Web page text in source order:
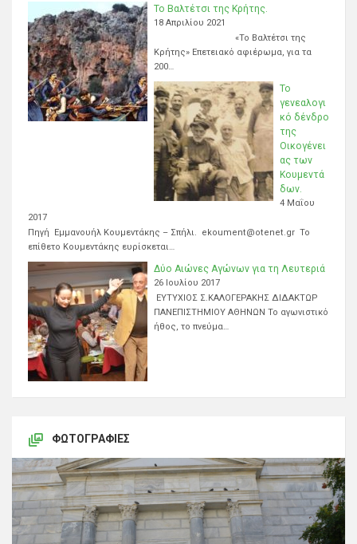
Το Βαλτέτσι της Κρήτης.
18 Απριλίου 2021
«Το Βαλτέτσι της
Κρήτης» Επετειακό αφιέρωμα, για τα
200…
Το
γενεαλογι
κό δένδρο
της
Οικογένει
ας των
Κουμεντά
δων.
4 Μαΐου
2017
Πηγή Εμμανουήλ Κουμεντάκης – Σπήλι. ekoument@otenet.gr Το
επίθετο Κουμεντάκης ευρίσκεται…
Δύο Αιώνες Αγώνων για τη Λευτεριά
26 Ιουλίου 2017
ΕΥΤΥΧΙΟΣ Σ.ΚΑΛΟΓΕΡΑΚΗΣ ΔΙΔΑΚΤΩΡ
ΠΑΝΕΠΙΣΤΗΜΙΟΥ ΑΘΗΝΩΝ Το αγωνιστικό
ήθος, το πνεύμα…
ΦΩΤΟΓΡΑΦΊΕΣ